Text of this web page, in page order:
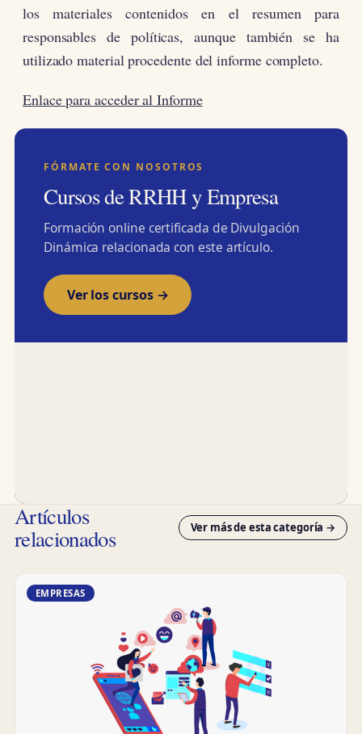
los materiales contenidos en el resumen para
responsables de políticas, aunque también se ha
utilizado material procedente del informe completo.
Enlace para acceder al Informe
FÓRMATE CON NOSOTROS
Cursos de RRHH y Empresa
Formación online certificada de Divulgación
Dinámica relacionada con este artículo.
Ver los cursos →
Artículos
relacionados Ver más de esta categoría →
EMPRESAS